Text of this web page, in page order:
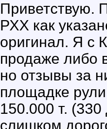
Приветствую.
РХХ как
оригинал. Я с
продаже либо
но отзывы за
площадке
150.000 т.
слишком